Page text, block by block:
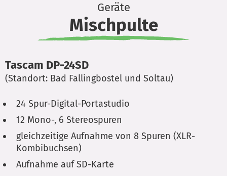
Geräte
Mischpulte
Tascam DP-24SD
(Standort: Bad Fallingbostel und Soltau)
24 Spur-Digital-Portastudio
12 Mono-, 6 Stereospuren
gleichzeitige Aufnahme von 8 Spuren (XLR-
Kombibuchsen)
Aufnahme auf SD-Karte